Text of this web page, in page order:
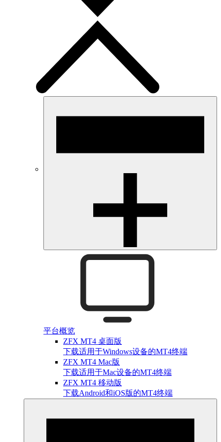
平台概览
ZFX MT4 桌面版
下载适用于Windows设备的MT4终端
ZFX MT4 Mac版
下载适用于Mac设备的MT4终端
ZFX MT4 移动版
下载Android和iOS版的MT4终端